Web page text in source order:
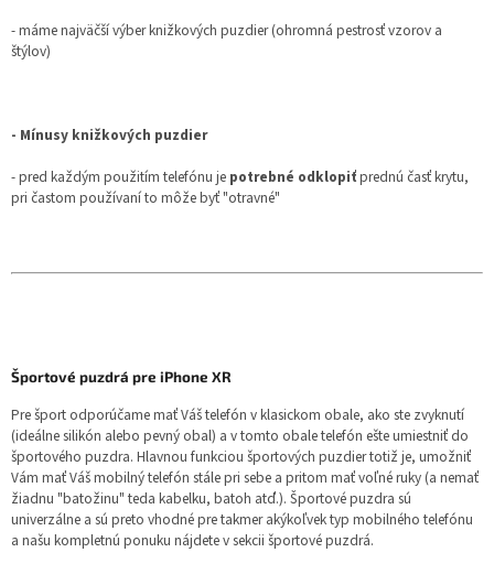
- máme najväčší výber knižkových puzdier (ohromná pestrosť vzorov a
štýlov)
- Mínusy knižkových puzdier
- pred každým použitím telefónu je potrebné odklopiťprednú časť krytu,
pri častom používaní to môže byť "otravné"
Športové puzdrá pre iPhone XR
Pre šport odporúčame mať Váš telefón v klasickom obale, ako ste zvyknutí
(ideálne silikón alebo pevný obal) a v tomto obale telefón ešte umiestniť do
športového puzdra. Hlavnou funkciou športových puzdier totiž je, umožniť
Vám mať Váš mobilný telefón stále pri sebe a pritom mať voľné ruky (a nemať
žiadnu "batožinu" teda kabelku, batoh atď.). Športové puzdra sú
univerzálne a sú preto vhodné pre takmer akýkoľvek typ mobilného telefónu
a našu kompletnú ponuku nájdete v sekcii športové puzdrá.